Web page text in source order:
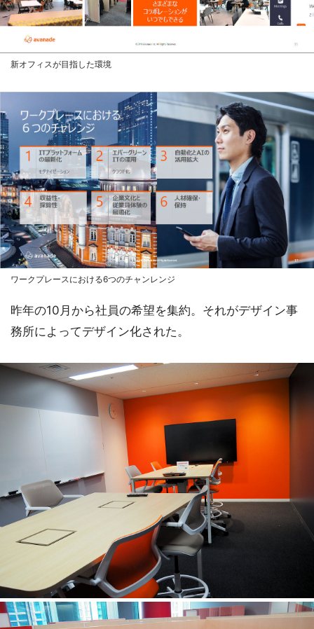
新オフィスが目指した環境
ワークプレースにおける6つのチャンレンジ
昨年の10月から社員の希望を集約。それがデザイン事
務所によってデザイン化された。